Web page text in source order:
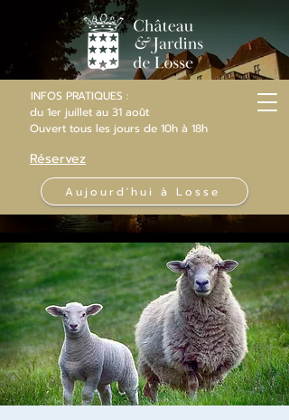
INFOS PRATIQUES :
du 1er juillet au 31 août
Ouvert tous les jours de 10h à 18h
Réservez
Aujourd'hui à Losse